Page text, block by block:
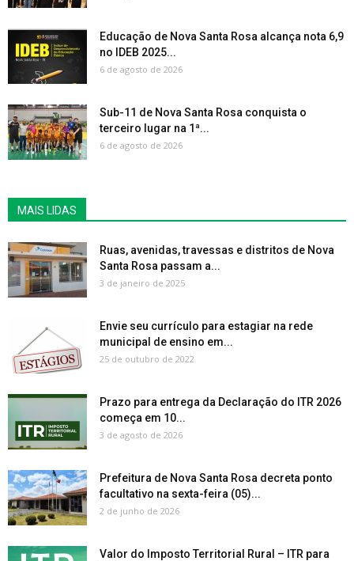
Educação de Nova Santa Rosa alcança nota 6,9
no IDEB 2025...
6 de agosto de 2026
Sub-11 de Nova Santa Rosa conquista o
terceiro lugar na 1ª...
6 de agosto de 2026
MAIS LIDAS
Ruas, avenidas, travessas e distritos de Nova
Santa Rosa passam a...
3 de janeiro de 2025
Envie seu currículo para estagiar na rede
municipal de ensino em...
25 de outubro de 2022
Prazo para entrega da Declaração do ITR 2026
começa em 10...
3 de agosto de 2026
Prefeitura de Nova Santa Rosa decreta ponto
facultativo na sexta-feira (05)...
2 de junho de 2026
Valor do Imposto Territorial Rural – ITR para